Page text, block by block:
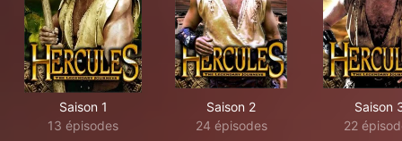
Saison 1
13 épisodes
Saison 2
24 épisodes
Saison
22